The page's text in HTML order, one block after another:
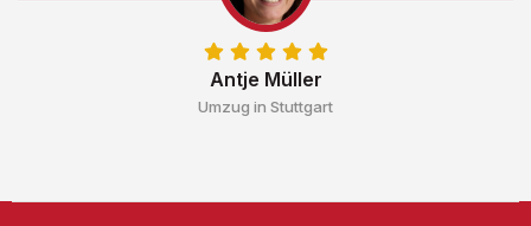
Antje Müller
Umzug in Stuttgart